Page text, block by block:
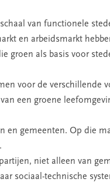
van functionele
en arbeidsmarkt
groen als basis voor
voor de verschillende
een groene
en gemeenten. Op die
niet alleen van
sociaal-technische